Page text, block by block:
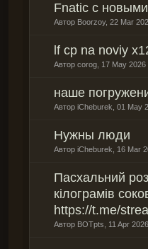
Fnatic с
Автор Boorzoy, 22 Mar
lf cp na noviy
Автор corog 17 May 2026
наше
Автор iCheburek 01 May
Нужны люди
Автор iCheburek 16 Mar
Пасхальний
кілограмів
https://t.me/
Автор BOTpts 11 Apr 2026